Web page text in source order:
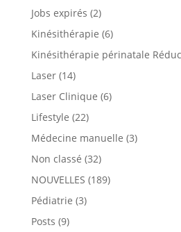
Jobs expirés (2)
Kinésithérapie (6)
Kinésithérapie périnatale
Laser(14)
Laser Clinique (6)
Lifestyle (22)
Médecine manuelle (3)
Non classé (32)
NOUVELLES (189)
Pédiatrie (3)
Posts (9)